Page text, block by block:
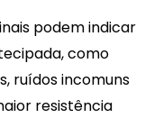
podem indicar
como
ruídos incomuns
resistência